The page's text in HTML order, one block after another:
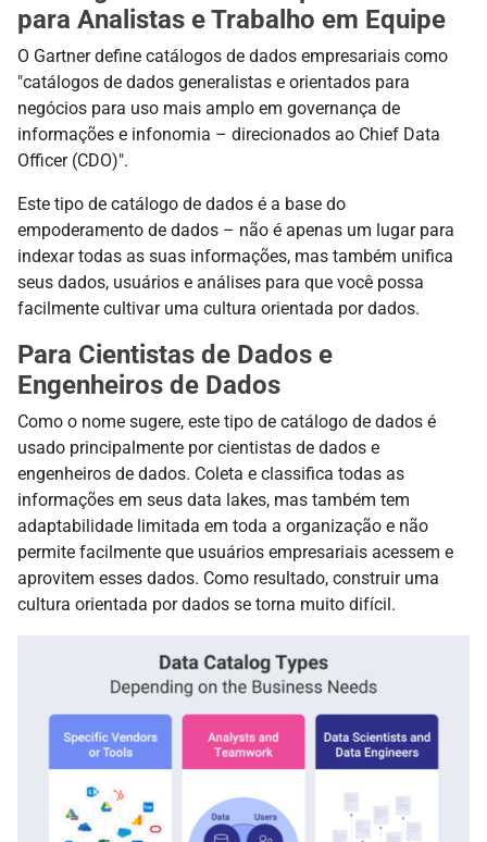
para Analistas e Trabalho em Equipe
O Gartner define catálogos de dados empresariais como
"catálogos de dados generalistas e orientados para
negócios para uso mais amplo em governança de
informações e infonomia – direcionados ao Chief Data
Officer (CDO)".
Este tipo de catálogo de dados é a base do
empoderamento de dados – não é apenas um lugar para
indexar todas as suas informações, mas também unifica
seus dados, usuários e análises para que você possa
facilmente cultivar uma cultura orientada por dados.
Para Cientistas de Dados e
Engenheiros de Dados
Como o nome sugere, este tipo de catálogo de dados é
usado principalmente por cientistas de dados e
engenheiros de dados. Coleta e classifica todas as
informações em seus data lakes, mas também tem
adaptabilidade limitada em toda a organização e não
permite facilmente que usuários empresariais acessem e
aprovitem esses dados. Como resultado, construir uma
cultura orientada por dados se torna muito difícil.